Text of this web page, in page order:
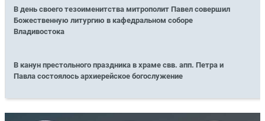
В день своего тезоименитства митрополит Павел совершил
Божественную литургию в кафедральном соборе
Владивостока
В канун престольного праздника в храме свв. апп. Петра и
Павла состоялось архиерейское богослужение